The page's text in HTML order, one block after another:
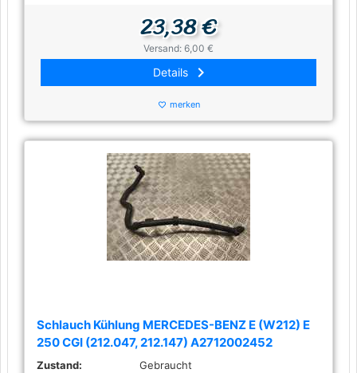
23,38 €
Versand: 6,00 €
Details keyboard_arrow_right
favorite_border merken
Schlauch Kühlung MERCEDES-BENZ E (W212) E
250 CGI (212.047, 212.147) A2712002452
Zustand:
Gebraucht